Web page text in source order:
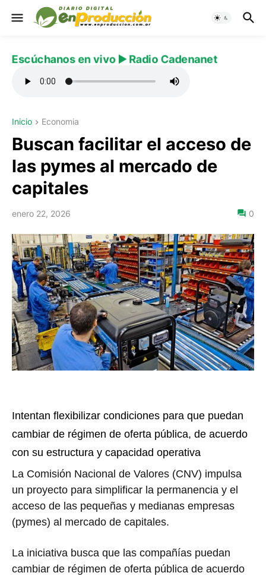
Escúchanos en vivo ▶️ Radio Cadenanet
Inicio Economia
Buscan facilitar el acceso de
las pymes al mercado de
capitales
enero 22, 2026 0
Intentan flexibilizar condiciones para que puedan
cambiar de régimen de oferta pública, de acuerdo
con su estructura y capacidad operativa
La Comisión Nacional de Valores (CNV) impulsa
un proyecto para simplificar la permanencia y el
acceso de las pequeñas y medianas empresas
(pymes) al mercado de capitales.
La iniciativa busca que las compañías puedan
cambiar de régimen de oferta pública de acuerdo